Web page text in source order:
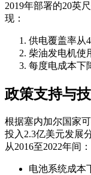
2019年部署的20英
现：
供电覆盖率从
柴油发电机使
每度电成本下
政策支持与
根据塞内加尔国家
投入2.3亿美元发展
从2016至2022年间：
电池系统成本